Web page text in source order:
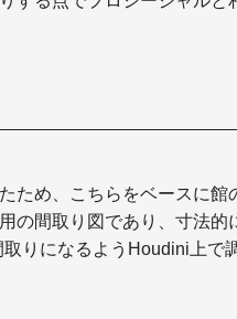
ため、こちらをベースに館
の間取り図であり、寸法的
りになるようHoudini上で